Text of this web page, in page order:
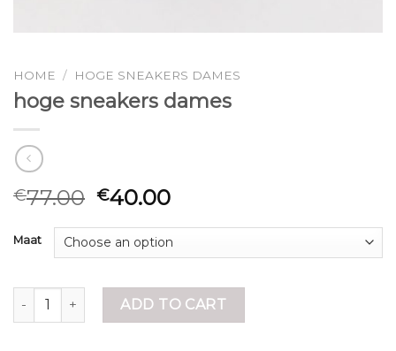
HOME / HOGE SNEAKERS DAMES
hoge sneakers dames
€77.00 €40.00
Maat
hoge sneakers dames quantity
ADD TO CART